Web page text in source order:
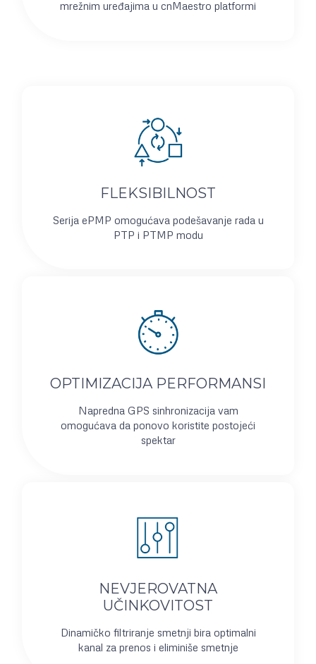
mrežnim uređajima u cnMaestro platformi
FLEKSIBILNOST
Serija ePMP omogućava podešavanje rada u
PTP i PTMP modu
OPTIMIZACIJA PERFORMANSI
Napredna GPS sinhronizacija vam
omogućava da ponovo koristite postojeći
spektar
NEVJEROVATNA
UČINKOVITOST
Dinamičko filtriranje smetnji bira optimalni
kanal za prenos i eliminiše smetnje